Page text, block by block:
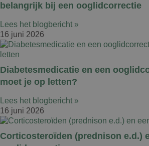
belangrijk bij een ooglidcorrectie
Lees het blogbericht »
16 juni 2026
Diabetesmedicatie en een
moet je op letten?
Lees het blogbericht »
16 juni 2026
Corticosteroïden (prednison e.d.)